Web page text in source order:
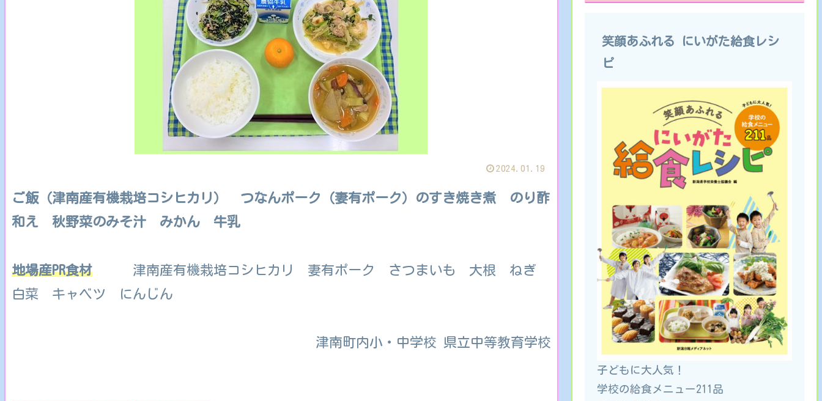
2024.01.19
ご飯（津南産有機栽培コシヒカリ） つなんポーク（妻有ポーク）のすき焼き煮 のり酢
和え 秋野菜のみそ汁 みかん 牛乳
地場産PR食材津南産有機栽培コシヒカリ 妻有ポーク さつまいも 大根 ねぎ
白菜 キャベツ にんじん
津南町内小・中学校 県立中等教育学校
笑顔あふれる にいがた給食レシ
ピ
子どもに大人気！
学校の給食メニュー211品